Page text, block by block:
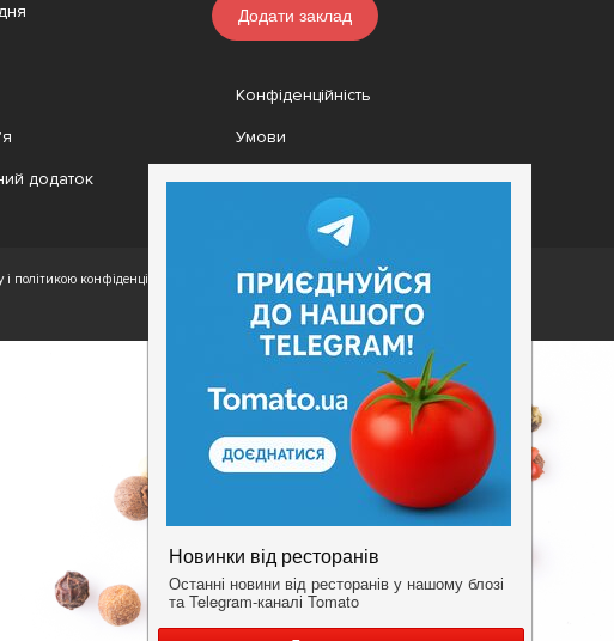
додаток
Додати заклад
Конфіденційність
Умови
конфіденційності.